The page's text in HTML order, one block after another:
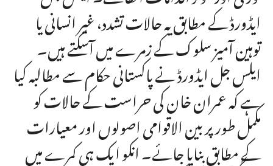
ایڈورڈ کے مطابق یہ حالات تشدد، غیر انسانی یا
توہین آمیز سلوک کے زمرے میں آسکتے ہیں۔
ایلس جل ایڈورڈ نے پاکستانی حکام سے مطالبہ کیا
ہے کہ عمران خان کی حراست کے حالات کو
مکمل طور پر بین الاقوامی اصولوں اور معیارات
کے مطابق بنایا جائے۔ انکو ایک ہی کمرے میں